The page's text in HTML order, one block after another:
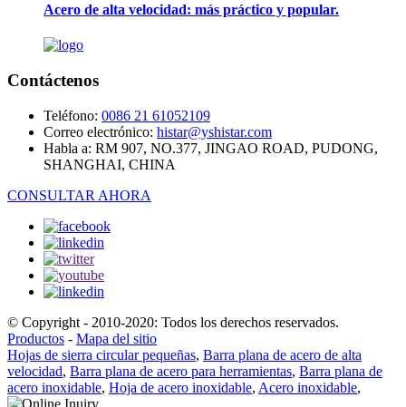
Acero de alta velocidad: más práctico y popular.
Contáctenos
Teléfono: 0086 21 61052109
Correo electrónico: histar@yshistar.com
Habla a: RM 907, NO.377, JINGAO ROAD, PUDONG,
SHANGHAI, CHINA
CONSULTAR AHORA
© Copyright - 2010-2020: Todos los derechos reservados.
Productos - Mapa del sitio
Hojas de sierra circular pequeñas, Barra plana de acero de alta
velocidad, Barra plana de acero para herramientas, Barra plana de
acero inoxidable, Hoja de acero inoxidable, Acero inoxidable,